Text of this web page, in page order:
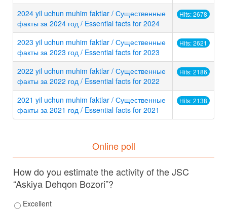
2024 yil uchun muhim faktlar / Существенные
факты за 2024 год / Essential facts for 2024
Hits: 2678
2023 yil uchun muhim faktlar / Существенные
факты за 2023 год / Essential facts for 2023
Hits: 2621
2022 yil uchun muhim faktlar / Существенные
факты за 2022 год / Essential facts for 2022
Hits: 2186
2021 yil uchun muhim faktlar / Существенные
факты за 2021 год / Essential facts for 2021
Hits: 2138
Online poll
How do you estimate the activity of the JSC
“Askiya Dehqon Bozori”?
Excellent